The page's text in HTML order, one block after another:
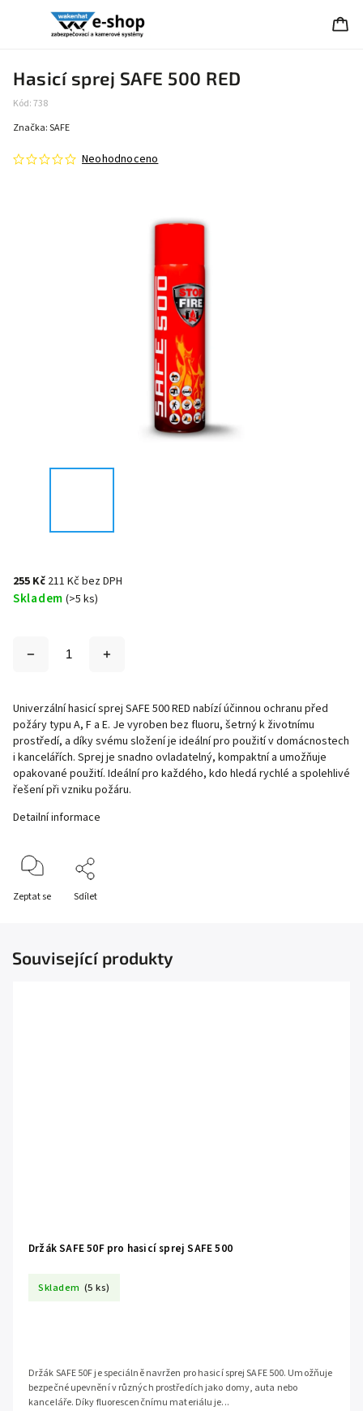
Hasicí sprej SAFE 500 RED
Kód:738
Neohodnoceno
Značka:SAFE
255 Kč 211 Kč bez DPH
Skladem (>5 ks)
Univerzální hasicí sprej SAFE 500 RED nabízí účinnou ochranu před
požáry typu A, F a E. Je vyroben bez fluoru, šetrný k životnímu
prostředí, a díky svému složení je ideální pro použití v domácnostech
i kancelářích. Sprej je snadno ovladatelný, kompaktní a umožňuje
opakované použití. Ideální pro každého, kdo hledá rychlé a spolehlivé
řešení při vzniku požáru.
Detailní informace
Zeptat se Sdílet
Související produkty
Držák SAFE 50F pro hasicí sprej SAFE 500
Skladem (5 ks)
Držák SAFE 50F je speciálně navržen pro hasicí sprej SAFE 500. Umožňuje
bezpečné upevnění v různých prostředích jako domy, auta nebo
kanceláře. Díky fluorescenčnímu materiálu je...